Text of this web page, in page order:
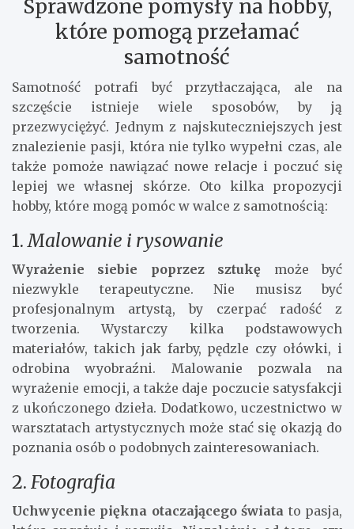
Każde z tych hobby daje możliwość zmierzenia się z
własnymi granicami i rozwijania się w zupełnie
nowych kierunkach. Wybierz to, które najlepiej
pasuje do Ciebie i zacznij już teraz!
Sprawdzone pomysły na hobby,
które pomogą przełamać
samotność
Samotność potrafi być przytłaczająca, ale na
szczęście istnieje wiele sposobów, by ją
przezwyciężyć. Jednym z najskuteczniejszych jest
także pomoże nawiązać nowe relacje i poczuć się
lepiej we własnej skórze. Oto kilka propozycji
hobby, które mogą pomóc w walce z samotnością:
1.Malowanie i rysowanie
Wyrażenie siebie poprzez sztukęmoże być
niezwykle terapeutyczne. Nie musisz być
profesjonalnym artystą, by czerpać radość z
tworzenia. Wystarczy kilka podstawowych
materiałów, takich jak farby, pędzle czy ołówki, i
odrobina wyobraźni. Malowanie pozwala na
z ukończonego dzieła. Dodatkowo, uczestnictwo w